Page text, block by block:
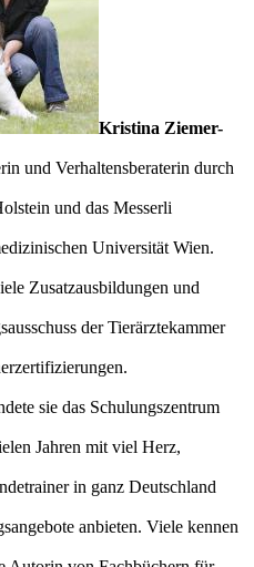
Kristina Ziemer-
und Verhaltensberaterin durch
und das Messerli
Universität Wien.
Zusatzausbildungen und
der Tierärztekammer
sie das Schulungszentrum
Jahren mit viel Herz,
in ganz Deutschland
anbieten. Viele kennen